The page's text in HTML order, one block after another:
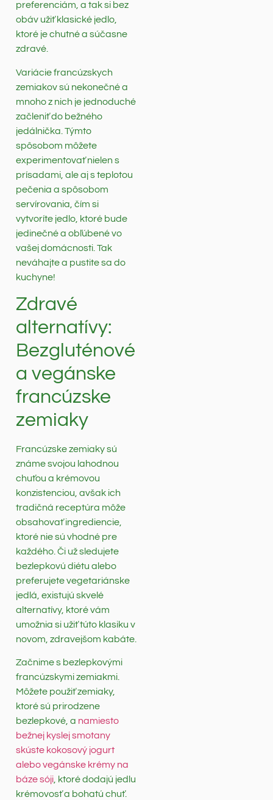
preferenciám, a tak si bez
obáv užiť klasické jedlo,
ktoré je chutné a súčasne
zdravé.
Variácie francúzskych
zemiakov sú nekonečné a
mnoho z nich je jednoduché
začleniť do bežného
jedálnička. Týmto
spôsobom môžete
experimentovať nielen s
prísadami, ale aj s teplotou
pečenia a spôsobom
servírovania, čím si
vytvoríte jedlo, ktoré bude
jedinečné a obľúbené vo
vašej domácnosti. Tak
neváhajte a pustite sa do
kuchyne!
Zdravé
alternatívy:
Bezgluténové
a vegánske
francúzske
zemiaky
Francúzske zemiaky sú
známe svojou lahodnou
chuťou a krémovou
konzistenciou, avšak ich
tradičná receptúra môže
obsahovať ingrediencie,
ktoré nie sú vhodné pre
každého. Či už sledujete
bezlepkovú diétu alebo
preferujete vegetariánske
jedlá, existujú skvelé
alternatívy, ktoré vám
umožnia si užiť túto klasiku v
novom, zdravejšom kabáte.
Začnime s bezlepkovými
francúzskymi zemiakmi.
Môžete použiť zemiaky,
ktoré sú prirodzene
bezlepkové, a namiesto
bežnej kyslej smotany
skúste kokosový jogurt
alebo vegánske krémy na
báze sóji, ktoré dodajú jedlu
krémovosť a bohatú chuť.